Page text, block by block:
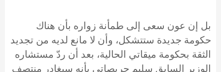
بل إن عون سعى إلى طمأنة زواره بأن هناك
حكومة جديدة ستتشكل، وأن لا مانع لديه من تجديد
الثقة بحكومة ميقاتي الحالية، بعد أن ردّ مستشاره
الوزير السابق سليم جريصاتي بأنه سيغادر منتصف